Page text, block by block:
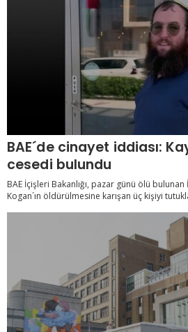
BAE´de cinayet iddiası:
cesedi bulundu
BAE İçişleri Bakanlığı, pazar günü ölü
Kogan´ın öldürülmesine karışan üç kişiyi